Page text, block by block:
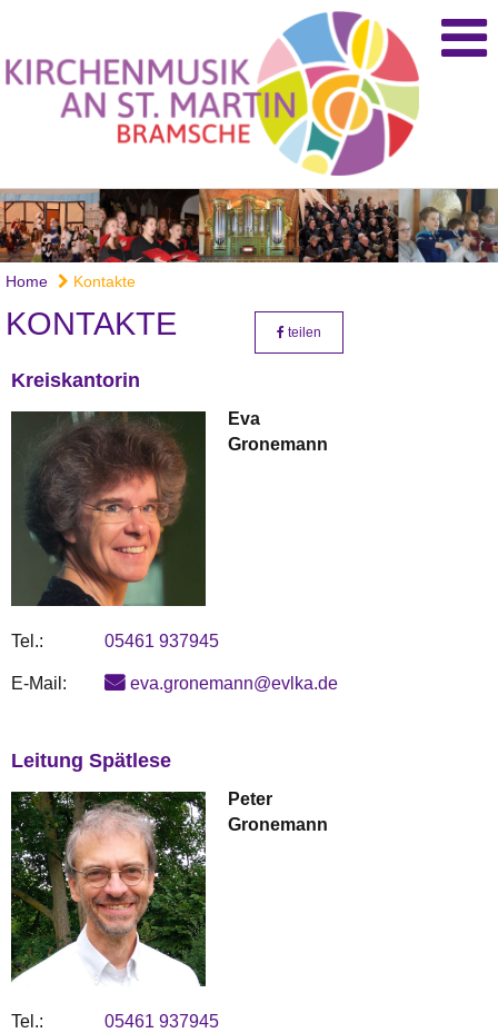
Home Kontakte
KONTAKTE teilen
Kreiskantorin
Eva
Gronemann
Tel.: 05461 937945
E-Mail: eva.gronemann@evlka.de
Leitung Spätlese
Peter
Gronemann
Tel.: 05461 937945